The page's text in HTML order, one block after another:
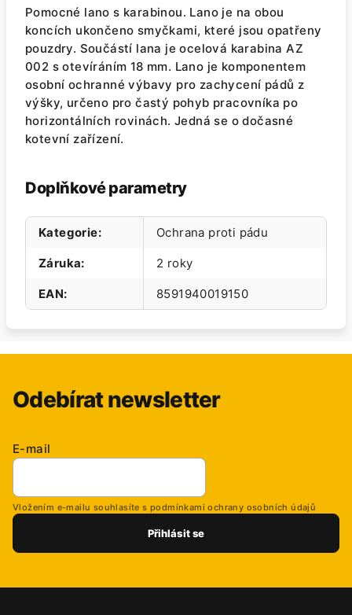
Pomocné lano s karabinou. Lano je na obou
koncích ukončeno smyčkami, které jsou opatřeny
pouzdry. Součástí lana je ocelová karabina AZ
002 s otevíráním 18 mm. Lano je komponentem
osobní ochranné výbavy pro zachycení pádů z
výšky, určeno pro častý pohyb pracovníka po
horizontálních rovinách. Jedná se o dočasné
kotevní zařízení.
Doplňkové parametry
Kategorie: Ochrana proti pádu
Záruka: 2 roky
EAN: 8591940019150
Odebírat newsletter
E-mail
Vložením e-mailu souhlasíte s podmínkami ochrany osobních údajů
Přihlásit se